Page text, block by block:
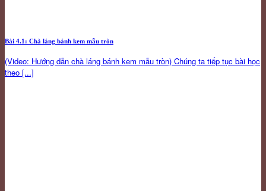
Bài 4.1: Chà láng bánh kem mẫu tròn
(Video: Hướng dẫn chà láng bánh kem mẫu tròn) Chúng ta tiếp tục bài học
theo [...]